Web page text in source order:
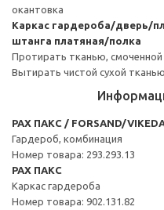
окантовка
Каркас гардероба/дверь/
штанга платяная/полка
Протирать тканью,
Вытирать чистой сухой тканью.
PAX ПАКС / FORSAND/
Гардероб, комбинация
Номер товара: 293.293.13
PAX ПАКС
Каркас гардероба
Номер товара: 902.131.82